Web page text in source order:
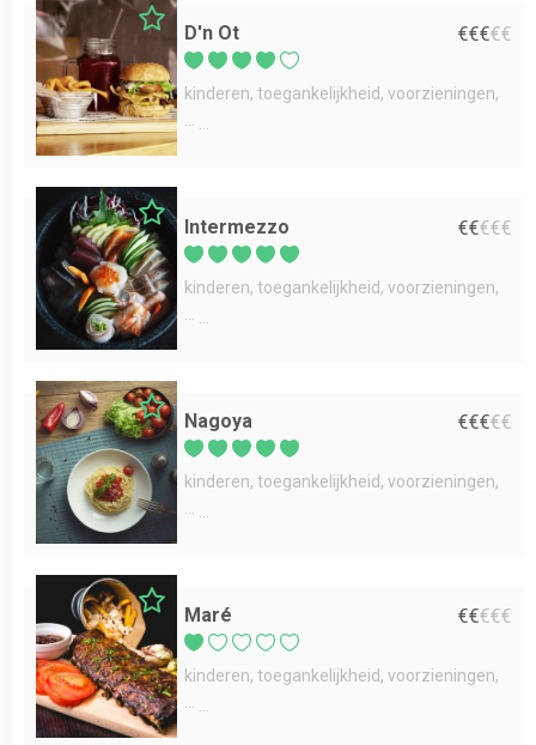
D'n Ot €€€€€
kinderen toegankelijkheid voorzieningen
Intermezzo €€€€€
kinderen toegankelijkheid voorzieningen
Nagoya €€€€€
kinderen toegankelijkheid voorzieningen
Maré €€€€€
kinderen toegankelijkheid voorzieningen